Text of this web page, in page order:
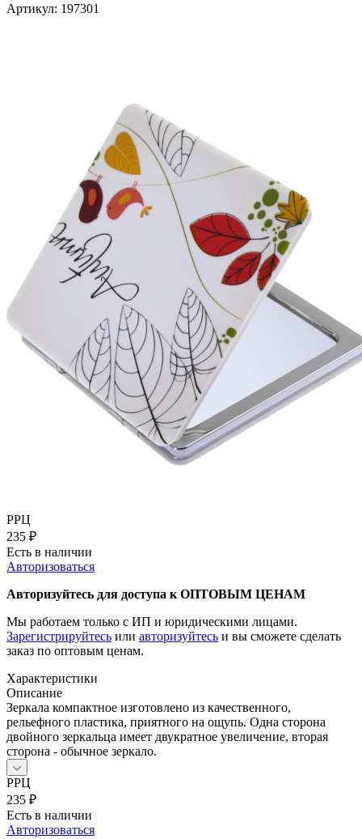
Артикул: 197301
РРЦ
235 ₽
Есть в наличии
Авторизоваться
Авторизуйтесь для доступа к ОПТОВЫМ ЦЕНАМ
Мы работаем только с ИП и юридическими лицами.
Зарегистрируйтесь или авторизуйтесь и вы сможете сделать
заказ по оптовым ценам.
Характеристики
Описание
Зеркала компактное изготовлено из качественного,
рельефного пластика, приятного на ощупь. Одна сторона
двойного зеркальца имеет двукратное увеличение, вторая
сторона - обычное зеркало.
РРЦ
235 ₽
Есть в наличии
Авторизоваться